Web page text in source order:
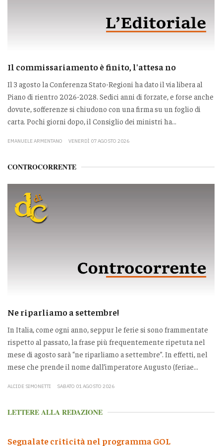
Il commissariamento è finito, l'attesa no
Il 3 agosto la Conferenza Stato-Regioni ha dato il via libera al
Piano di rientro 2026-2028. Sedici anni di forzate, e forse anche
dovute, sofferenze si chiudono con una firma su un foglio di
carta. Pochi giorni dopo, il Consiglio dei ministri ha...
EMANUELE ARMENTANO VENERDÌ 07 AGOSTO 2026
CONTROCORRENTE
Ne riparliamo a settembre!
In Italia, come ogni anno, seppur le ferie si sono frammentate
rispetto al passato, la frase più frequentemente ripetuta nel
mese di agosto sarà “ne riparliamo a settembre”. In effetti, nel
mese che prende il nome dall’imperatore Augusto (feriae...
ALCIDE SIMONETTI SABATO 01 AGOSTO 2026
LETTERE ALLA REDAZIONE
Segnalate criticità nel programma GOL